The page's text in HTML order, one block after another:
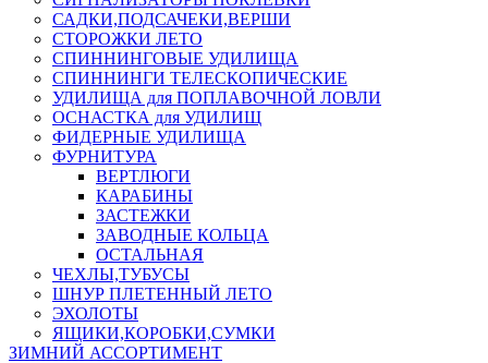
САДКИ,ПОДСАЧЕКИ,ВЕРШИ
СТОРОЖКИ ЛЕТО
СПИННИНГОВЫЕ УДИЛИЩА
СПИННИНГИ ТЕЛЕСКОПИЧЕСКИЕ
УДИЛИЩА для ПОПЛАВОЧНОЙ ЛОВЛИ
ОСНАСТКА для УДИЛИЩ
ФИДЕРНЫЕ УДИЛИЩА
ФУРНИТУРА
ВЕРТЛЮГИ
КАРАБИНЫ
ЗАСТЕЖКИ
ЗАВОДНЫЕ КОЛЬЦА
ОСТАЛЬНАЯ
ЧЕХЛЫ,ТУБУСЫ
ШНУР ПЛЕТЕННЫЙ ЛЕТО
ЭХОЛОТЫ
ЯЩИКИ,КОРОБКИ,СУМКИ
ЗИМНИЙ АССОРТИМЕНТ